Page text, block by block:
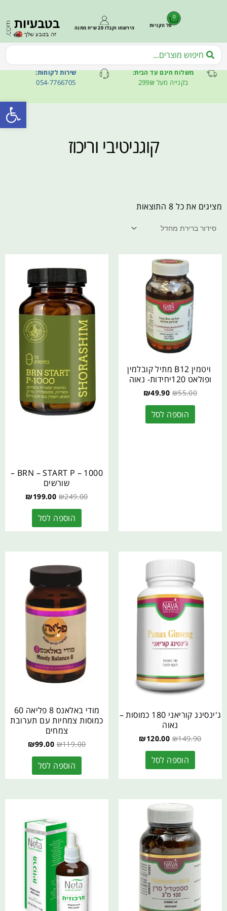
0
סל הקניות הירשמו וקבלו 20 ש״ח מתנה
משלוח חינם עד הבית:
בקנייה מעל 299₪
שירות לקוחות:
054-7766705
קוגניטיבי וריכוז
מציגים את כל ⁦8⁩ התוצאות
ויטמין B12 מתיל קובלמין
ופולאט 120יחידות- נאוה
₪55.00
₪49.90
הוספה לסל
BRN – START P – 1000 –
שורשים
₪249.00
₪199.00
הוספה לסל
ג'ינסינג קוריאני 180 כמוסות –
נאוה
₪149.90
₪120.00
הוספה לסל
מודי באלאנס 8 פליאה 60
כמוסות צמחיות עם תערובת
צמחים
₪119.00
₪99.00
הוספה לסל
פתח